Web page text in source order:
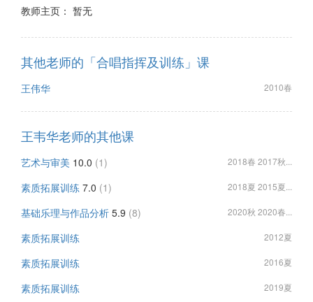
教师主页： 暂无
其他老师的「合唱指挥及训练」课
王伟华 2010春
王韦华老师的其他课
艺术与审美 10.0 (1) 2018春 2017秋...
素质拓展训练 7.0 (1) 2018夏 2015夏...
基础乐理与作品分析 5.9 (8) 2020秋 2020春...
素质拓展训练 2012夏
素质拓展训练 2016夏
素质拓展训练 2019夏